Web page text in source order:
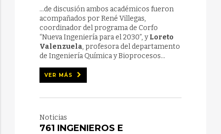
...de discusión ambos académicos fueron
acompañados por René Villegas,
coordinador del programa de Corfo
“Nueva Ingeniería para el 2030”, yLoreto
Valenzuela, profesora del departamento
de Ingeniería Química y Bioprocesos...
VER MÁS
Noticias
761 INGENIEROS E